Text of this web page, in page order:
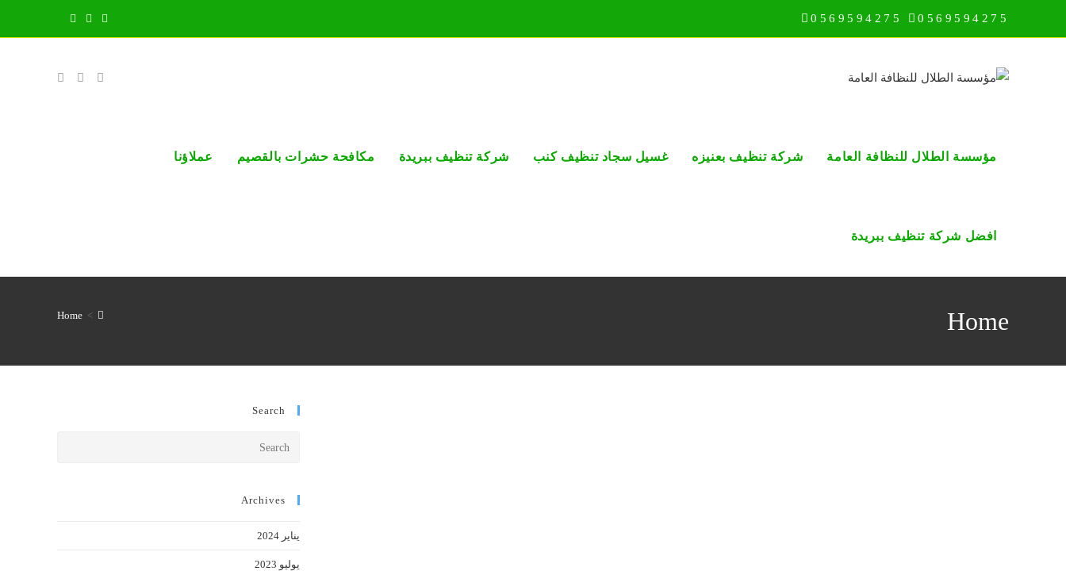
0569594275 0569594275
مؤسسة الطلال للنظافة العامة شركة تنظيف بعنيزه غسيل سجاد تنظيف كنب شركة تنظيف ببريدة مكافحة حشرات بالقصيم عملاؤنا
افضل شركة تنظيف ببريدة
Home
>
Home
Search
Archives
يناير 2024
يوليو 2023